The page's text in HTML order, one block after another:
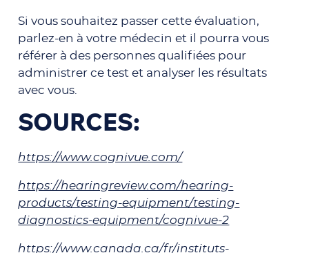
Si vous souhaitez passer cette évaluation,
parlez-en à votre médecin et il pourra vous
référer à des personnes qualifiées pour
administrer ce test et analyser les résultats
avec vous.
SOURCES:
https://www.cognivue.com/
https://hearingreview.com/hearing-
products/testing-equipment/testing-
diagnostics-equipment/cognivue-2
https://www.canada.ca/fr/instituts-